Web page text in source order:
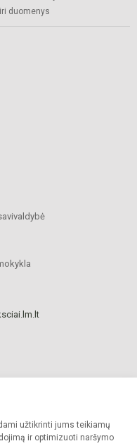
užtikrinti jums teikiamų
ir optimizuoti naršymo
duomenys
sutikimo griežtai